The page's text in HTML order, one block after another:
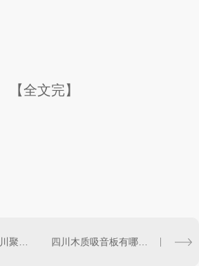
【全文完】
厂家告诉你四川聚酯纤维吸音板有哪些特点 四川木质吸音板有哪几种安装方法？